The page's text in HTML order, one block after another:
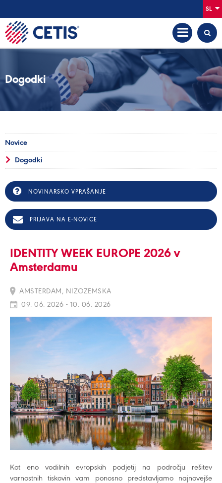
SL
Dogodki
Novice
Dogodki
NOVINARSKO VPRAŠANJE
PRIJAVA NA E-NOVICE
IDENTITY WEEK EUROPE 2026 v
Amsterdamu
AMSTERDAM, NIZOZEMSKA
09. 06. 2026 - 10. 06. 2026
Kot eno vodilnih evropskih podjetij na področju rešitev
varnostnih tiskovin vam ponosno predstavljamo najnovejše